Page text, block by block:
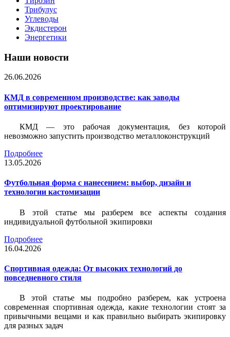
Трибулус
Углеводы
Экдистерон
Энергетики
Наши новости
26.06.2026
КМД в современном производстве: как заводы
оптимизируют проектирование
КМД — это рабочая документация, без которой
невозможно запустить производство металлоконструкций
Подробнее
13.05.2026
Футбольная форма с нанесением: выбор, дизайн и
технологии кастомизации
В этой статье мы разберем все аспекты создания
индивидуальной футбольной экипировки
Подробнее
16.04.2026
Спортивная одежда: От высоких технологий до
повседневного стиля
В этой статье мы подробно разберем, как устроена
современная спортивная одежда, какие технологии стоят за
привычными вещами и как правильно выбирать экипировку
для разных задач